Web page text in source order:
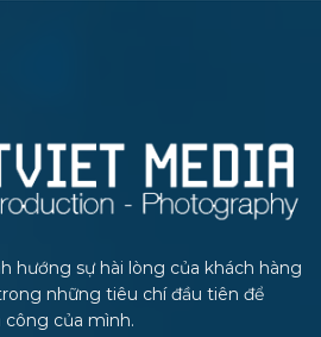
hướng sự hài lòng của khách hàng
những tiêu chí đầu tiên để
của mình.